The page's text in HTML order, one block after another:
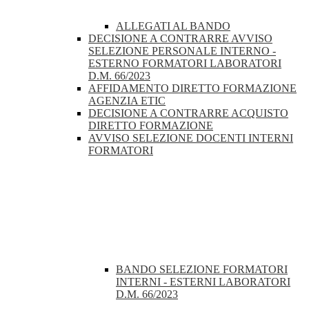
ALLEGATI AL BANDO
DECISIONE A CONTRARRE AVVISO
SELEZIONE PERSONALE INTERNO -
ESTERNO FORMATORI LABORATORI
D.M. 66/2023
AFFIDAMENTO DIRETTO FORMAZIONE
AGENZIA ETIC
DECISIONE A CONTRARRE ACQUISTO
DIRETTO FORMAZIONE
AVVISO SELEZIONE DOCENTI INTERNI
FORMATORI
BANDO SELEZIONE FORMATORI
INTERNI - ESTERNI LABORATORI
D.M. 66/2023